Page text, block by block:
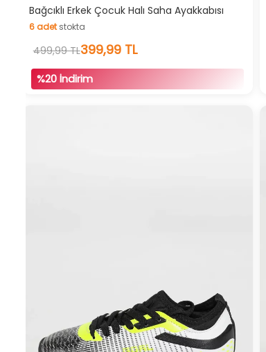
Hızlı Teslimat
Bağcıklı Erkek Çocuk Halı Saha Ayakkabısı
6adetstokta
adetstokta
499,99 TL399,99 TL
%20 İndirim